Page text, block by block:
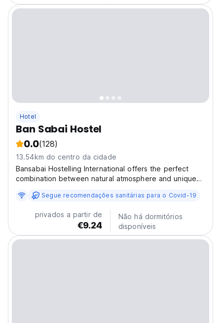
Hotel
Ban Sabai Hostel
0.0(128)
13.54km do centro da cidade
Bansabai Hostelling International offers the perfect
combination between natural atmosphere and unique
Hostelling International one of the best hostels in
Thailand, is a member of Hostelling International...
Segue recomendações sanitárias para o Covid-19
privados a partir de
€9.24
Não há dormitórios
disponíveis